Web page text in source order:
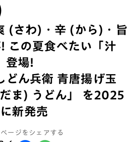
(さわ)・辛 (から)・旨
この夏食べたい「汁
登場!
どん兵衛 青唐揚げ玉
ま) うどん」 を2025
新発売
ページをシェアする